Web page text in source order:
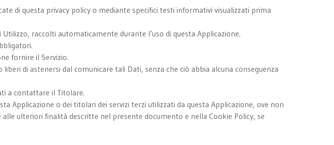
di questa privacy policy o mediante specifici testi informativi visualizzati prima
raccolti automaticamente durante l’uso di questa Applicazione.
fornire il Servizio.
di astenersi dal comunicare tali Dati, senza che ciò abbia alcuna conseguenza
a contattare il Titolare.
Applicazione o dei titolari dei servizi terzi utilizzati da questa Applicazione, ove non
ulteriori finalità descritte nel presente documento e nella Cookie Policy, se